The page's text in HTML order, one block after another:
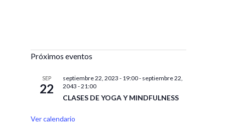
Próximos eventos
SEP
22
septiembre 22, 2023 - 19:00- septiembre 22,
2043 - 21:00
CLASES DE YOGA Y MINDFULNESS
Ver calendario